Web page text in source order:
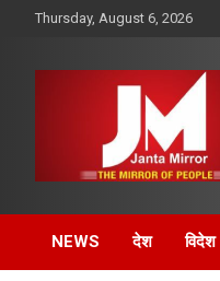
Thursday, August 6, 2026
Janta
NEWS देश विदेश